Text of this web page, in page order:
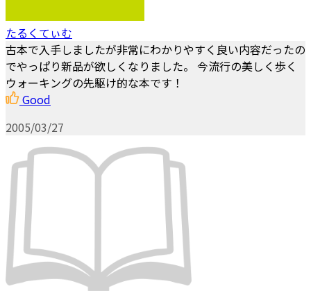
たるくてぃむ
古本で入手しましたが非常にわかりやすく良い内容だったの
でやっぱり新品が欲しくなりました。 今流行の美しく歩く
ウォーキングの先駆け的な本です！
Good
2005/03/27